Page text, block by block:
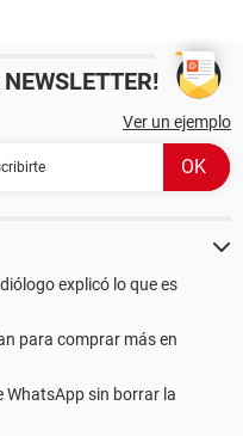
Ver un ejemplo
explicó lo que es
para comprar más en
WhatsApp sin borrar la